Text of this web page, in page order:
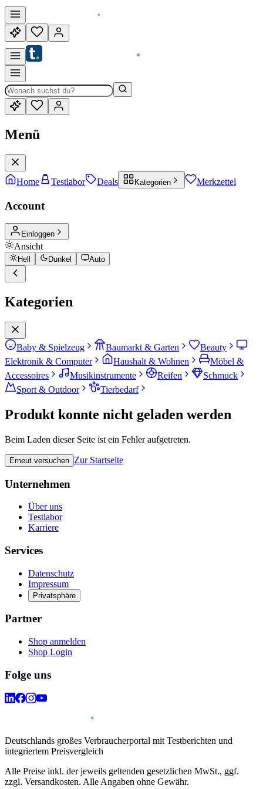
Menü
Home Testlabor Deals Kategorien Merkzettel
Account
Einloggen
Ansicht
Hell Dunkel Auto
Kategorien
Baby & Spielzeug Baumarkt & Garten
Beauty
Elektronik & Computer
Haushalt & Wohnen
Möbel &
Accessoires
Musikinstrumente Reifen
Schmuck
Sport & Outdoor
Tierbedarf
Produkt konnte nicht geladen werden
Beim Laden dieser Seite ist ein Fehler aufgetreten.
Erneut versuchen Zur Startseite
Unternehmen
Über uns
Testlabor
Karriere
Services
Datenschutz
Impressum
Privatsphäre
Partner
Shop anmelden
Shop Login
Folge uns
Deutschlands großes Verbraucherportal mit Testberichten und
integriertem Preisvergleich
Alle Preise inkl. der jeweils geltenden gesetzlichen MwSt., ggf.
zzgl. Versandkosten. Alle Angaben ohne Gewähr.